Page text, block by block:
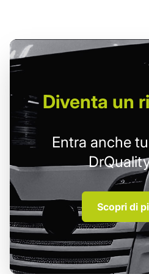
Diventa un
Entra anche
Scopri di